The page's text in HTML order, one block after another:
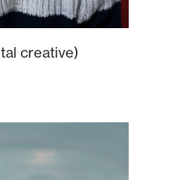
creative)